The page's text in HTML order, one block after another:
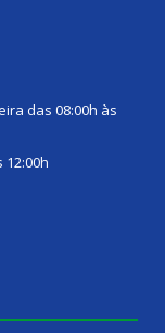
das 08:00h às